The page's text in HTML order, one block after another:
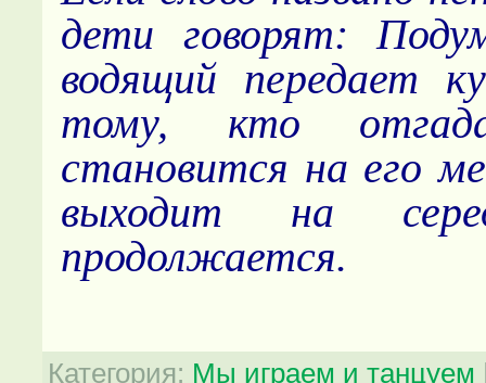
дети говорят:
водящий передает
тому, кто
становится на его
выходит на
продолжается.
Категория: Мы играем и танцуем